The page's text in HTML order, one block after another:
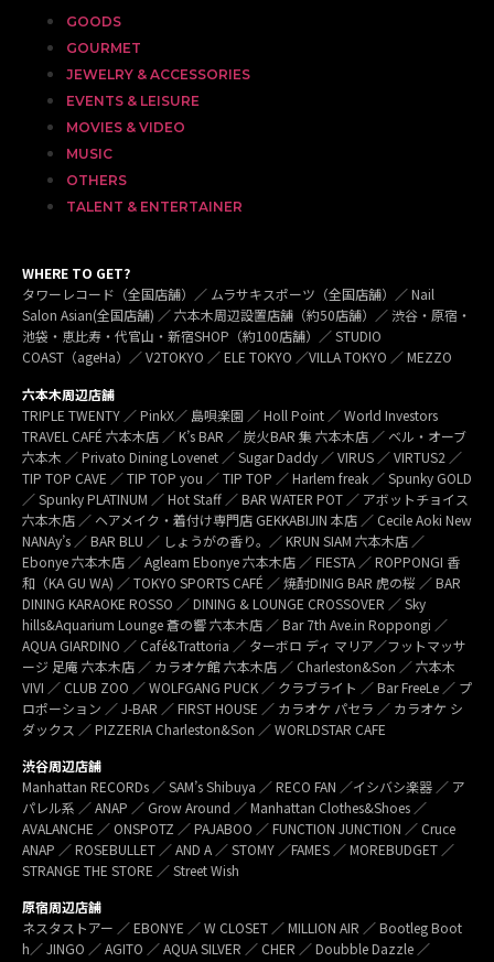
GOODS
GOURMET
JEWELRY & ACCESSORIES
EVENTS & LEISURE
MOVIES & VIDEO
MUSIC
OTHERS
TALENT & ENTERTAINER
WHERE TO GET?
タワーレコード（全国店舗）／ ムラサキスポーツ（全国店舗）／ Nail
Salon Asian(全国店舗) ／ 六本木周辺設置店舗（約50店舗）／ 渋谷・原宿・
池袋・恵比寿・代官山・新宿SHOP（約100店舗）／ STUDIO
COAST（ageHa）／ V2TOKYO ／ ELE TOKYO ／VILLA TOKYO ／ MEZZO
六本木周辺店舗
TRIPLE TWENTY ／ PinkX／ 島唄楽園 ／ Holl Point ／ World Investors
TRAVEL CAFÉ 六本木店 ／ K’s BAR ／ 炭火BAR 集 六本木店 ／ ベル・オーブ
六本木 ／ Privato Dining Lovenet ／ Sugar Daddy ／ VIRUS ／ VIRTUS2 ／
TIP TOP CAVE ／ TIP TOP you ／ TIP TOP ／ Harlem freak ／ Spunky GOLD
／ Spunky PLATINUM ／ Hot Staff ／ BAR WATER POT ／ アボットチョイス
六本木店 ／ ヘアメイク・着付け専門店 GEKKABIJIN 本店 ／ Cecile Aoki New
NANAy’s ／ BAR BLU ／ しょうがの香り。／ KRUN SIAM 六本木店 ／
Ebonye 六本木店 ／ Agleam Ebonye 六本木店 ／ FIESTA ／ ROPPONGI 香
和（KA GU WA) ／ TOKYO SPORTS CAFÉ ／ 焼酎DINIG BAR 虎の桜 ／ BAR
DINING KARAOKE ROSSO ／ DINING & LOUNGE CROSSOVER ／ Sky
hills&Aquarium Lounge 蒼の響 六本木店 ／ Bar 7th Ave.in Roppongi ／
AQUA GIARDINO ／ Café&Trattoria ／ ターボロ ディ マリア／フットマッサ
ージ 足庵 六本木店 ／ カラオケ館 六本木店 ／ Charleston&Son ／ 六本木
VIVI ／ CLUB ZOO ／ WOLFGANG PUCK ／ クラブライト ／ Bar FreeLe ／ プ
ロポーション ／ J-BAR ／ FIRST HOUSE ／ カラオケ パセラ ／ カラオケ シ
ダックス ／ PIZZERIA Charleston&Son ／ WORLDSTAR CAFE
渋谷周辺店舗
Manhattan RECORDs ／ SAM’s Shibuya ／ RECO FAN ／イシバシ楽器 ／ ア
パレル系 ／ ANAP ／ Grow Around ／ Manhattan Clothes&Shoes ／
AVALANCHE ／ ONSPOTZ ／ PAJABOO ／ FUNCTION JUNCTION ／ Cruce
ANAP ／ ROSEBULLET ／ AND A ／ STOMY ／FAMES ／ MOREBUDGET ／
STRANGE THE STORE ／ Street Wish
原宿周辺店舗
ネスタストアー ／ EBONYE ／ W CLOSET ／ MILLION AIR ／ Bootleg Boot
h／ JINGO ／ AGITO ／ AQUA SILVER ／ CHER ／ Doubble Dazzle ／